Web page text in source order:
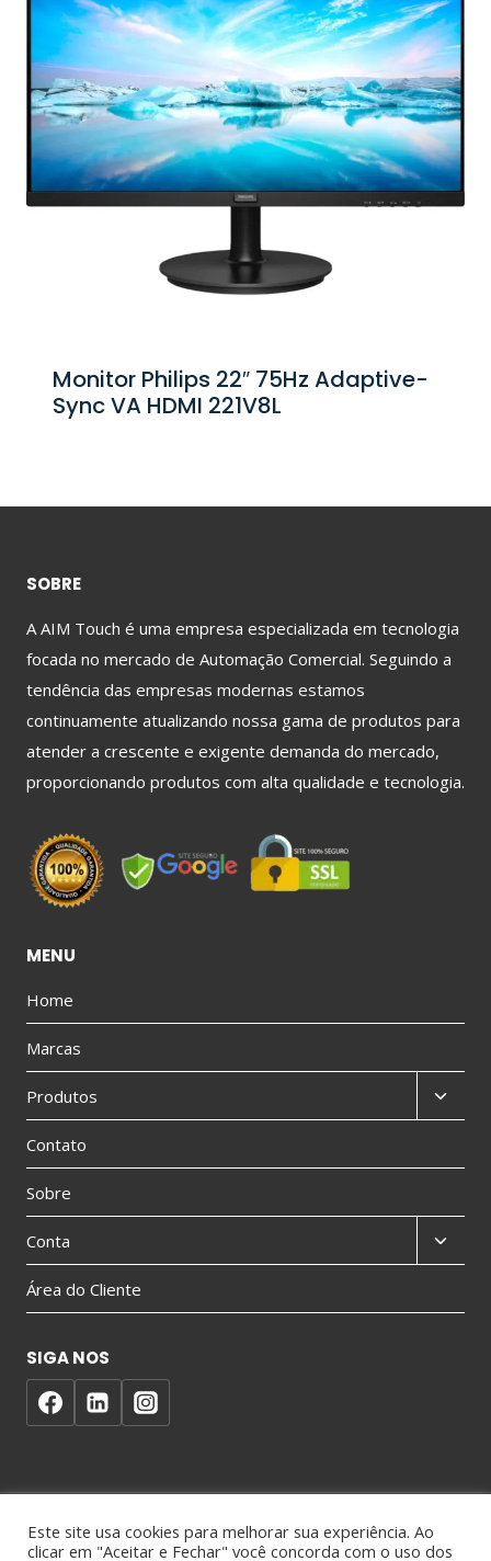
Monitor Philips 22″ 75Hz Adaptive-
Sync VA HDMI 221V8L
SOBRE
A AIM Touch é uma empresa especializada em tecnologia
focada no mercado de Automação Comercial. Seguindo a
tendência das empresas modernas estamos
continuamente atualizando nossa gama de produtos para
atender a crescente e exigente demanda do mercado,
proporcionando produtos com alta qualidade e tecnologia.
MENU
Home
Marcas
Produtos
Contato
Sobre
Conta
Área do Cliente
SIGA NOS
© 2026 AIM Touch - Todos os Direitos Reservados
Este site usa cookies para melhorar sua experiência. Ao
clicar em "Aceitar e Fechar" você concorda com o uso dos